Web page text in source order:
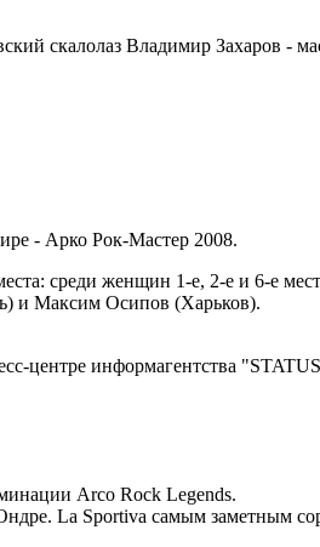
скалолаз Владимир Захаров -
- Арко Рок-Мастер 2008.
среди женщин 1-е, 2-е и 6-е
и Максим Осипов (Харьков).
центре информагентства
Arco Rock Legends.
La Sportiva самым заметным